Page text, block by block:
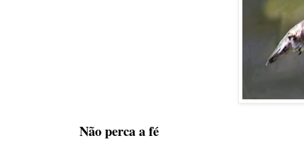
Não perca a fé